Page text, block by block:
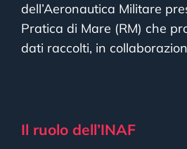
dell’Aeronautica Militare
Pratica di Mare (RM) che
dati raccolti, in
Il ruolo dell’INAF